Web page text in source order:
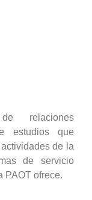
relaciones
estudios que
de la
de servicio
PAOT ofrece.